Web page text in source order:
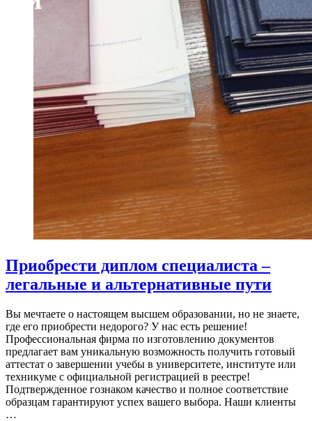
Приобрести диплом специалиста –
легальные и альтернативные пути
Вы мечтаете о настоящем высшем образовании, но не знаете,
где его приобрести недорого? У нас есть решение!
Профессиональная фирма по изготовлению документов
предлагает вам уникальную возможность получить готовый
аттестат о завершении учебы в университете, институте или
техникуме с официальной регистрацией в реестре!
Подтвержденное гознаком качество и полное соответствие
образцам гарантируют успех вашего выбора. Наши клиенты
…